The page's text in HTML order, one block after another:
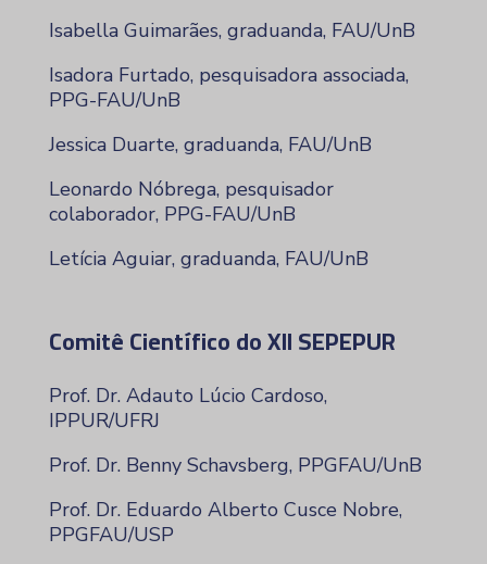
Isabella Guimarães, graduanda, FAU/UnB
Isadora Furtado, pesquisadora associada,
PPG-FAU/UnB
Jessica Duarte, graduanda, FAU/UnB
Leonardo Nóbrega, pesquisador
colaborador, PPG-FAU/UnB
Letícia Aguiar, graduanda, FAU/UnB
Comitê Científico do XII SEPEPUR
Prof. Dr. Adauto Lúcio Cardoso,
IPPUR/UFRJ
Prof. Dr. Benny Schavsberg, PPGFAU/UnB
Prof. Dr. Eduardo Alberto Cusce Nobre,
PPGFAU/USP